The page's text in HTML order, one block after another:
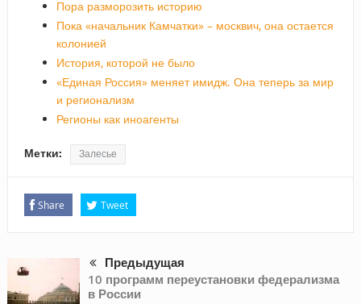
Пора разморозить историю
Пока «начальник Камчатки» – москвич, она остается
колонией
История, которой не было
«Единая Россия» меняет имидж. Она теперь за мир
и регионализм
Регионы как иноагенты
Метки: Залесье
Share Tweet
Предыдущая
10 программ переустановки федерализма
в России